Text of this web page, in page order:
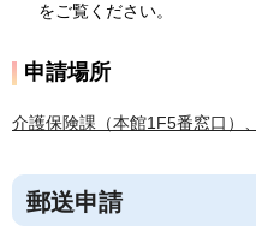
をご覧ください。
申請場所
介護保険課（本館1F5番窓口）
郵送申請